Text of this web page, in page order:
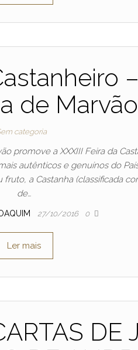
de Marvão
categoria
promove a XXXIII Feira da
autênticos e genuínos do
a Castanha (classificada
de…
27/10/2016 0
Ler mais
DE